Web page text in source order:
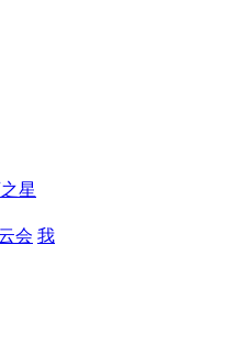
星
会 我